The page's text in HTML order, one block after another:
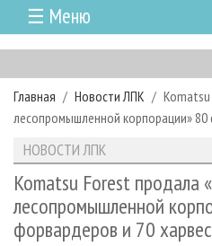
☰ Меню
ГЛАВНАЯ
РУБРИКИ И ТЕМЫ
РУБРИКИ ЖУРНАЛА
ЛЕСОЗАГОТОВКА
ЛЕСОПИЛЕНИЕ
ДЕРЕВООБРАБОТКА
НОВОСТИ
НОВОСТИ ЛПК
НОВОСТИ ЖУРНАЛА
НОВОСТИ КОМПАНИЙ
ПРОЕКТЫ ЛПИ
АНАЛИТИКА
ПРЕДПРИЯТИЯ ЛПК
ЛЕСНЫЕ РЕГИОНЫ РОССИИ
АРХИВ
АРХИВ ЖУРНАЛОВ
СТАТЬИ
О ЖУРНАЛЕ
ПОДПИСКА
РЕКЛАМОДАТЕЛЯМ
Главная Новости ЛПК
лесопромышленной корпорации»
НОВОСТИ ЛПК
Komatsu Forest продала
лесопромышленной
форвардеров и 70